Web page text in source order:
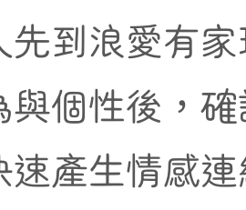
先到浪愛有
與個性後，
速產生情感